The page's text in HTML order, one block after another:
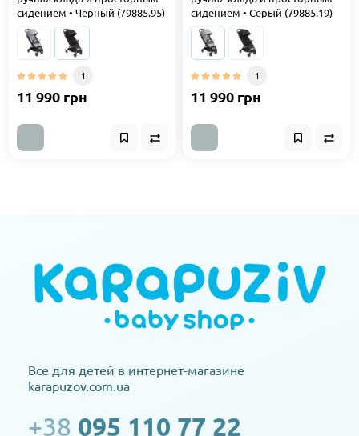
сидением • Черный (79885.95)
1
11 990 грн
сидением • Серый (79885.19)
1
11 990 грн
Все для детей в интернет-магазине
karapuzov.com.ua
+38 095 110 77 22